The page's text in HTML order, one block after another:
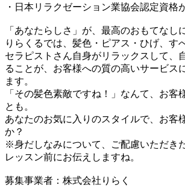
・日本リラクゼーション業協会認定資格
「あなたらしさ」が、最高のおもてなし
りらくるでは、髪色・ピアス・ひげ、す
セラピストさん自身がリラックスして、
ることが、お客様への質の高いサービス
ます。
「その髪色素敵ですね！」なんて、お客
とも。
あなたのお気に入りのスタイルで、お客
か？
※身だしなみについて、ご配慮いただき
レッスン前にお伝えしますね。
募集事業者：株式会社りらく